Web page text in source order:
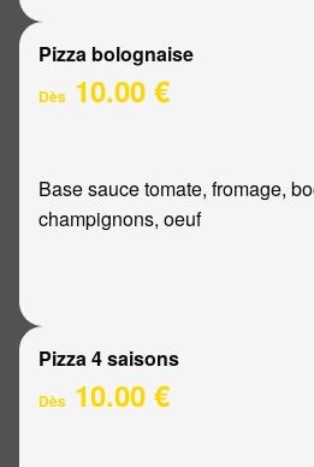
Pizza bolognaise
Dès 10.00 €
Base sauce tomate, fromage,
champignons, oeuf
Pizza 4 saisons
Dès 10.00 €